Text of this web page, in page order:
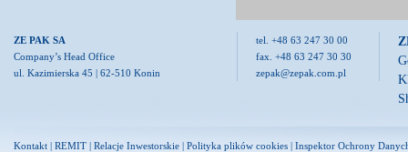
ZE PAK SA
Company’s Head Office
ul. Kazimierska 45 | 62-510 Konin
tel. +48 63 247 30 00
fax. +48 63 247 30 30
zepak@zepak.com.pl
Kontakt | REMIT | Relacje Inwestorskie | Polityka plików cookies | Inspektor Ochrony